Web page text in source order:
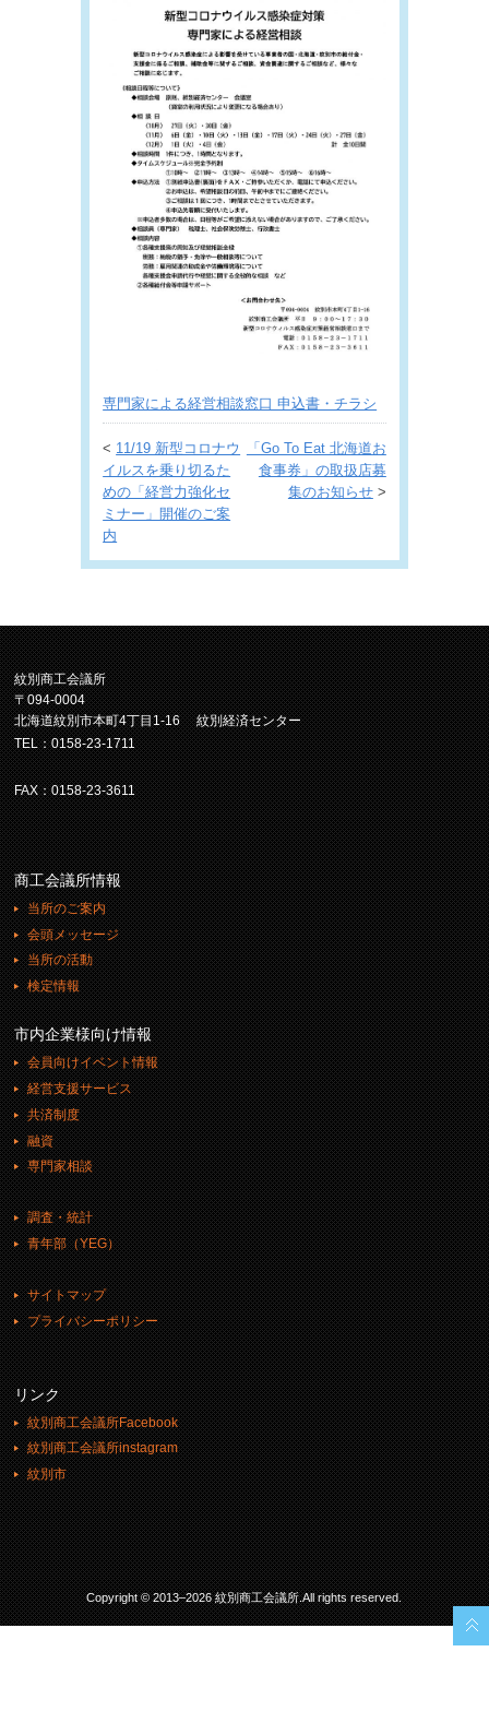
専門家による経営相談窓口 申込書・チラシ
< 11/19 新型コロナウ
イルスを乗り切るた
めの「経営力強化セ
ミナー」開催のご案
内
「Go To Eat 北海道お
食事券」の取扱店募
集のお知らせ>
紋別商工会議所
〒094-0004
北海道紋別市本町4丁目1-16 紋別経済センター
TEL：0158-23-1711
FAX：0158-23-3611
商工会議所情報
当所のご案内
会頭メッセージ
当所の活動
検定情報
市内企業様向け情報
会員向けイベント情報
経営支援サービス
共済制度
融資
専門家相談
調査・統計
青年部（YEG）
サイトマップ
プライバシーポリシー
リンク
紋別商工会議所Facebook
紋別商工会議所instagram
紋別市
Copyright © 2013–2026 紋別商工会議所.All rights reserved.